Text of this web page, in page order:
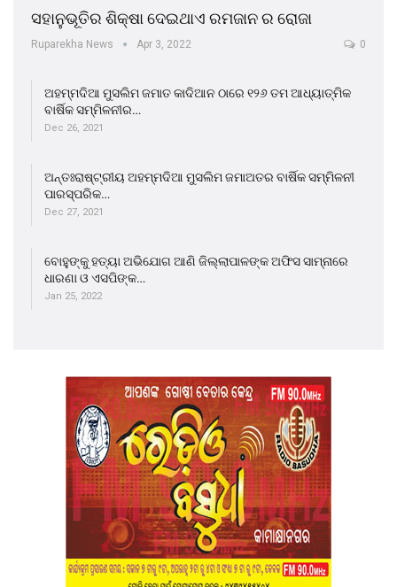
ସହାନୁଭୂତିର ଶିକ୍ଷା ଦେଇଥାଏ ରମଜାନ ର ରୋଜା
Ruparekha News Apr 3, 2022 0
ଅହମ୍ମଦିଆ ମୁସଲିମ ଜମାତ କାଦିଆନ ଠାରେ ୧୨୬ ତମ ଆଧ୍ୟାତ୍ମିକ
ବାର୍ଷିକ ସମ୍ମିଳନୀର…
Dec 26, 2021
ଅନ୍ତଃରାଷ୍ଟ୍ରୀୟ ଅହମ୍ମଦିଆ ମୁସଲିମ ଜମାଅତର ବାର୍ଷିକ ସମ୍ମିଳନୀ
ପାରସ୍ପରିକ…
Dec 27, 2021
ବୋହୁଙ୍କୁ ହତ୍ୟା ଅଭିଯୋଗ ଆଣି ଜିଲ୍ଲାପାଳଙ୍କ ଅଫିସ ସାମ୍ନାରେ
ଧାରଣା ଓ ଏସପିଙ୍କ…
Jan 25, 2022